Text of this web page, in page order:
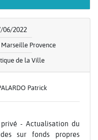
2022
Provence
de la Ville
Patrick
- Actualisation du
sur fonds propres